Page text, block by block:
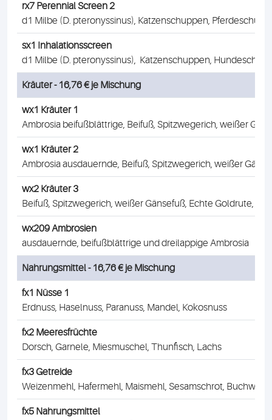
rx7 Perennial Screen 2
d1 Milbe (D. pteronyssinus), Katzenschuppen,
sx1 Inhalationsscreen
d1 Milbe (D. pteronyssinus), Katzenschuppen,
Kräuter - 16,76 € je Mischung
wx1 Kräuter 1
Ambrosia beifußblättrige, Beifuß, Spitzwegerich, weißer
wx1 Kräuter 2
Ambrosia ausdauernde, Beifuß, Spitzwegerich, weißer
wx2 Kräuter 3
Beifuß, Spitzwegerich, weißer Gänsefuß, Echte Goldrute,
wx209 Ambrosien
ausdauernde, beifußblättrige und dreilappige Ambrosia
Nahrungsmittel - 16,76 € je Mischung
fx1 Nüsse 1
Erdnuss, Haselnuss, Paranuss, Mandel, Kokosnuss
fx2 Meeresfrüchte
Dorsch, Garnele, Miesmuschel, Thunfisch, Lachs
fx3 Getreide
Weizenmehl, Hafermehl, Maismehl, Sesamschrot,
fx5 Nahrungsmittel